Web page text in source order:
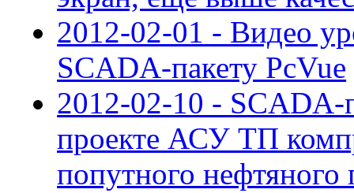
2012-02-01 - Видео
SCADA-пакету PcVue
2012-02-10 - SCADA-
проекте АСУ ТП
попутного нефтяного